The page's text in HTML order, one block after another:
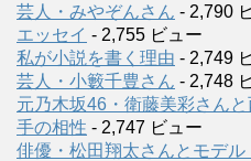
芸人・みやぞんさん - 2,790
エッセイ - 2,755 ビュー
私が小説を書く理由 - 2,749
芸人・小籔千豊さん - 2,748
元乃木坂46・衛藤美彩さん
手の相性 - 2,747 ビュー
俳優・松田翔太さんとモデ